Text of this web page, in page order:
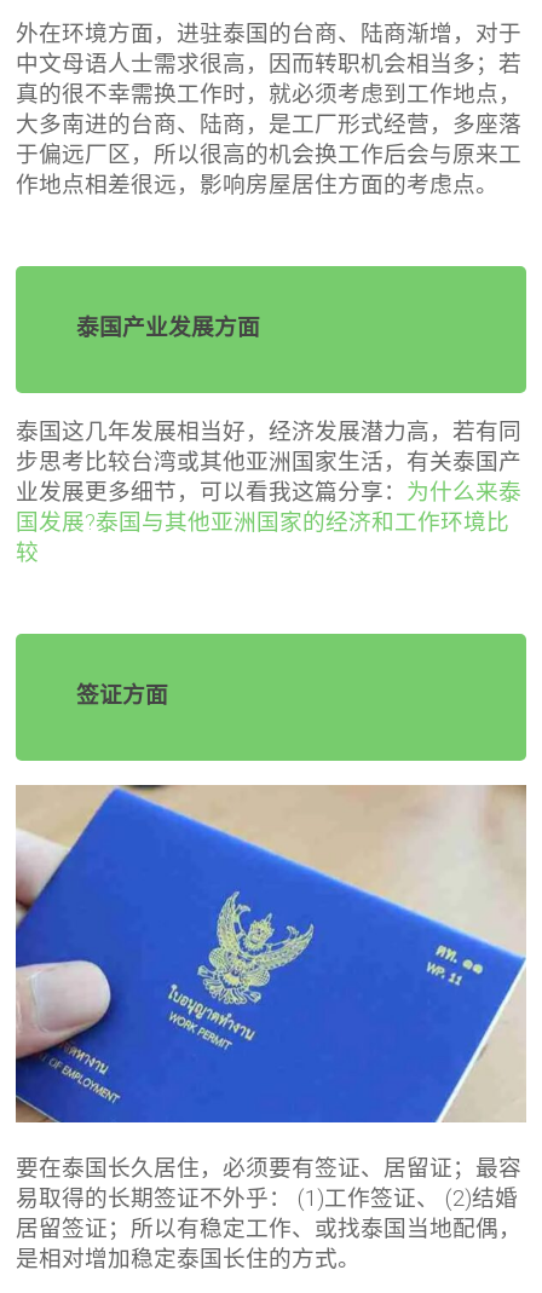
外在环境方面，进驻泰国的台商、陆商渐增，对于
中文母语人士需求很高，因而转职机会相当多；若
真的很不幸需换工作时，就必须考虑到工作地点，
大多南进的台商、陆商，是工厂形式经营，多座落
于偏远厂区，所以很高的机会换工作后会与原来工
作地点相差很远，影响房屋居住方面的考虑点。
泰国产业发展方面
泰国这几年发展相当好，经济发展潜力高，若有同
步思考比较台湾或其他亚洲国家生活，有关泰国产
业发展更多细节，可以看我这篇分享： 为什么来泰
国发展?泰国与其他亚洲国家的经济和工作环境比
较
签证方面
要在泰国长久居住，必须要有签证、居留证；最容
易取得的长期签证不外乎： (1)工作签证、 (2)结婚
居留签证；所以有稳定工作、或找泰国当地配偶，
是相对增加稳定泰国长住的方式。